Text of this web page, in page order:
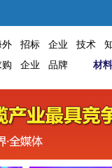
外 招标 企业 技术
购 企业 品牌 材料